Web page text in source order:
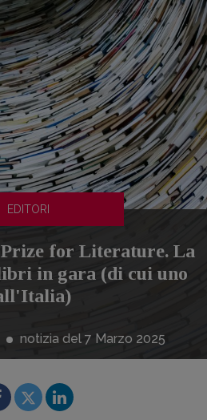
EDITORI
for Literature. La
in gara (di cui uno
notizia del 7 Marzo 2025